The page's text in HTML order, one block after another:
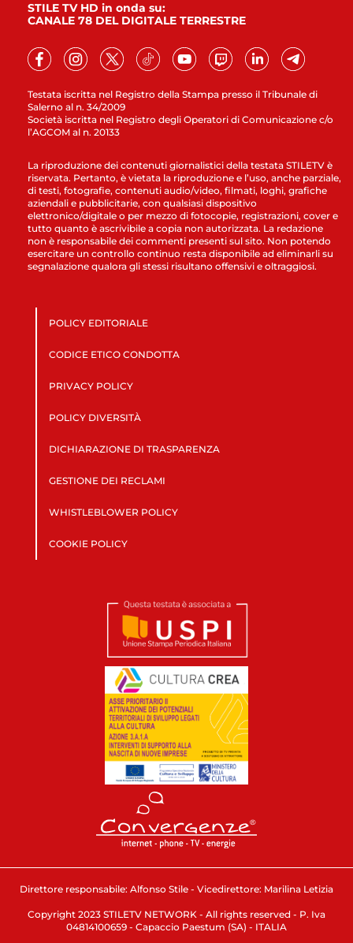
Testata iscritta nel Registro della Stampa presso il Tribunale di
Salerno al n. 34/2009
Società iscritta nel Registro degli Operatori di Comunicazione c/o
l’AGCOM al n. 20133
STILE TV HD in onda su:
CANALE 78 DEL DIGITALE TERRESTRE
La riproduzione dei contenuti giornalistici della testata STILETV è
riservata. Pertanto, è vietata la riproduzione e l’uso, anche parziale,
di testi, fotografie, contenuti audio/video, filmati, loghi, grafiche
aziendali e pubblicitarie, con qualsiasi dispositivo
elettronico/digitale o per mezzo di fotocopie, registrazioni, cover e
tutto quanto è ascrivibile a copia non autorizzata. La redazione
non è responsabile dei commenti presenti sul sito. Non potendo
esercitare un controllo continuo resta disponibile ad eliminarli su
segnalazione qualora gli stessi risultano offensivi e oltraggiosi.
POLICY EDITORIALE
CODICE ETICO CONDOTTA
PRIVACY POLICY
POLICY DIVERSITÀ
DICHIARAZIONE DI TRASPARENZA
GESTIONE DEI RECLAMI
WHISTLEBLOWER POLICY
COOKIE POLICY
Direttore responsabile: Alfonso Stile - Vicedirettore: Marilina Letizia
Copyright 2023 STILETV NETWORK - All rights reserved - P. Iva
04814100659 - Capaccio Paestum (SA) - ITALIA